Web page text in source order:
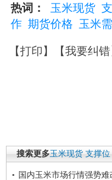
热词： 玉米现货
作 期货价格 玉米
【打印】【我要纠错
搜索更多玉米现货 支撑位
国内玉米市场行情强势难